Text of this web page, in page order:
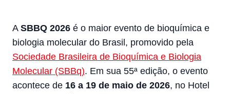
A SBBQ 2026 é o maior evento de bioquímica e
biologia molecular do Brasil, promovido pela
Sociedade Brasileira de Bioquímica e Biologia
Molecular (SBBq). Em sua 55ª edição, o evento
acontece de 16 a 19 de maio de 2026, no Hotel